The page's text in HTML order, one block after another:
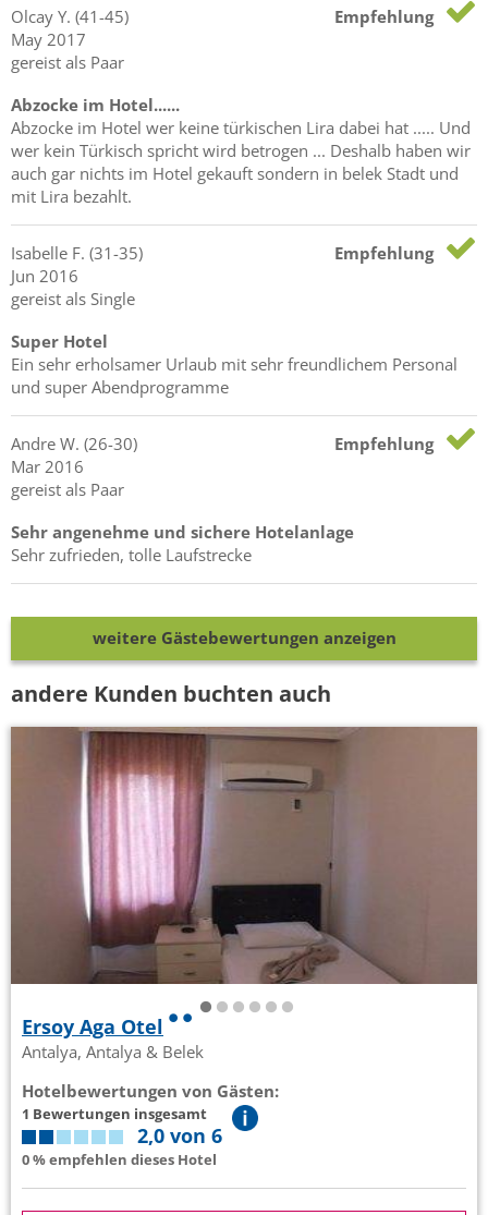
Olcay Y. (41-45)
May 2017
gereist als Paar
Empfehlung
Abzocke im Hotel......
Abzocke im Hotel wer keine türkischen Lira dabei hat ..... Und
wer kein Türkisch spricht wird betrogen ... Deshalb haben wir
auch gar nichts im Hotel gekauft sondern in belek Stadt und
mit Lira bezahlt.
Isabelle F. (31-35)
Jun 2016
gereist als Single
Empfehlung
Super Hotel
Ein sehr erholsamer Urlaub mit sehr freundlichem Personal
und super Abendprogramme
Andre W. (26-30)
Mar 2016
gereist als Paar
Empfehlung
Sehr angenehme und sichere Hotelanlage
Sehr zufrieden, tolle Laufstrecke
weitere Gästebewertungen anzeigen
andere Kunden buchten auch
Ersoy Aga Otel
Antalya, Antalya & Belek
Hotelbewertungen von Gästen:
1 Bewertungen insgesamt
2,0 von 6
0 % empfehlen dieses Hotel